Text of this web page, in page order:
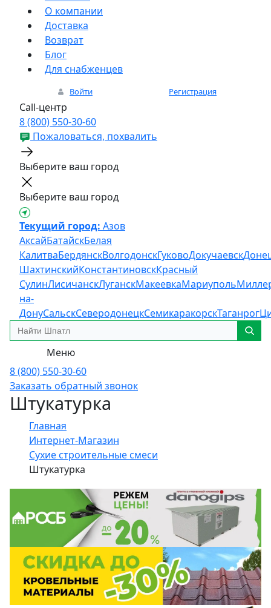
О компании
Доставка
Возврат
Блог
Для снабженцев
Войти Регистрация
Call-центр
8 (800) 550-30-60
Пожаловаться, похвалить
Выберите ваш город
Выберите ваш город
Текущий город: Азов
АксайБатайскБелая
КалитваБердянскВолгодонскГуковоДокучаевск
ШахтинскийКонстантиновскКрасный
СулинЛисичанскЛуганскМакеевкаМариуполь
на-
ДонуСальскСеверодонецкСемикаракорскТаганрог
Меню
8 (800) 550-30-60
Заказать обратный звонок
Штукатурка
Главная
Интернет-Магазин
Сухие строительные смеси
Штукатурка